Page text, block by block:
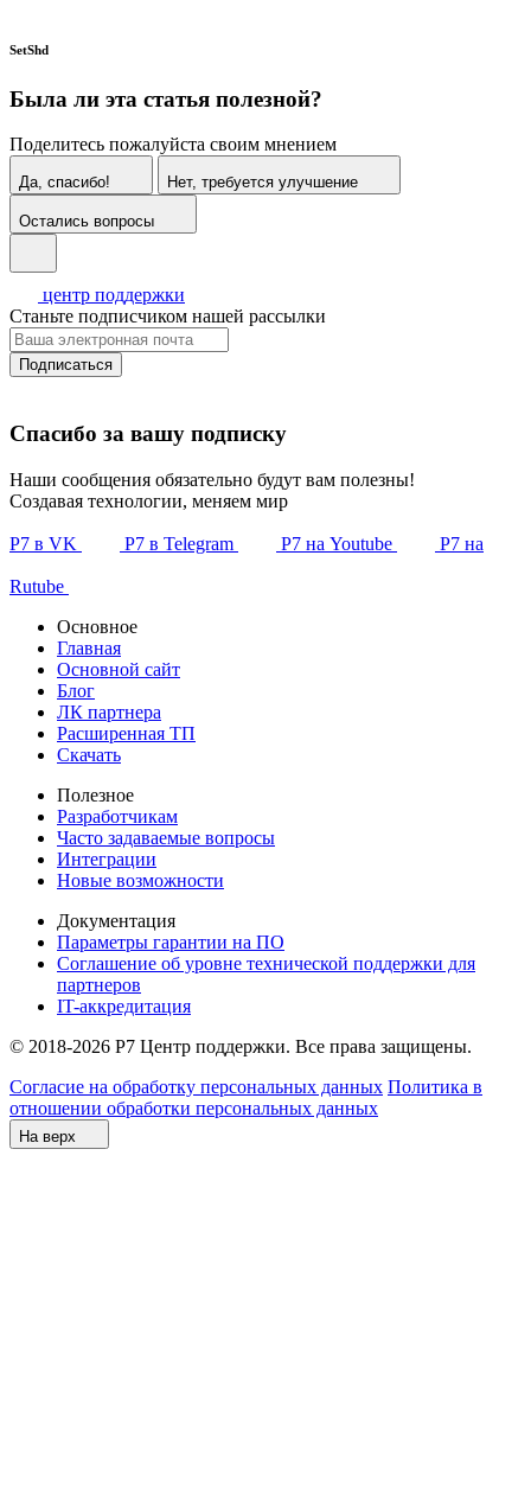
SetShd
Была ли эта статья полезной?
Поделитесь пожалуйста своим мнением
Да, спасибо! Нет, требуется улучшение
Остались вопросы
центр поддержки
Станьте подписчиком нашей рассылки
Подписаться
Спасибо за вашу подписку
Наши сообщения обязательно будут вам полезны!
Создавая технологии, меняем мир
Р7 в VK Р7 в Telegram Р7 на Youtube Р7 на
Rutube
Основное
Главная
Основной сайт
Блог
ЛК партнера
Расширенная ТП
Скачать
Полезное
Разработчикам
Часто задаваемые вопросы
Интеграции
Новые возможности
Документация
Параметры гарантии на ПО
Соглашение об уровне технической поддержки для
партнеров
IT-аккредитация
© 2018-2026 Р7 Центр поддержки. Все права защищены.
Согласие на обработку персональных данных Политика в
отношении обработки персональных данных
На верх